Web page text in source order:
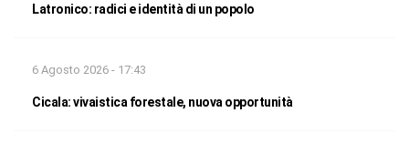
Latronico: radici e identità di un popolo
6 Agosto 2026 - 17:43
Cicala: vivaistica forestale, nuova opportunità